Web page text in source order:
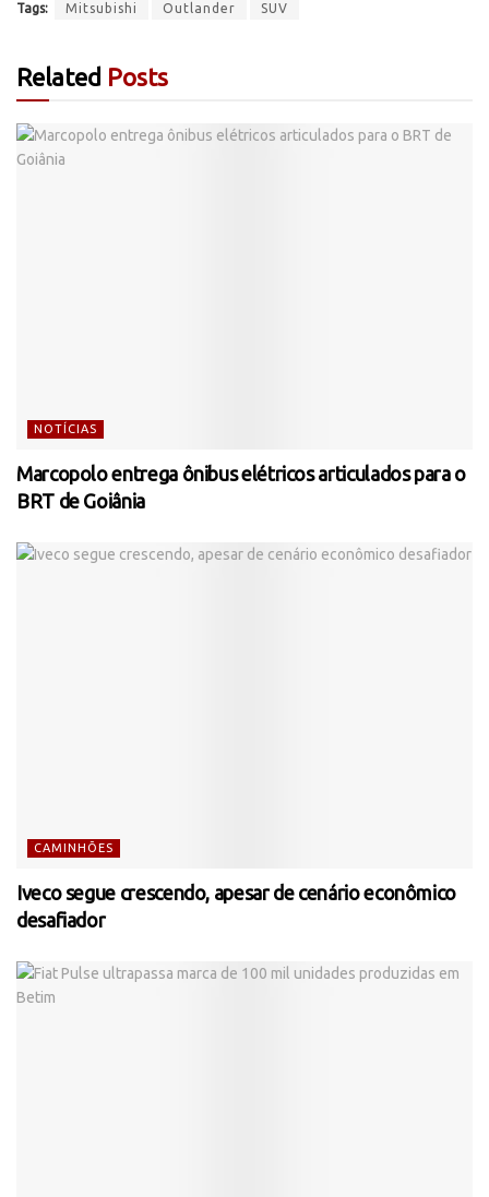
Tags: Mitsubishi Outlander SUV
Related Posts
NOTÍCIAS
Marcopolo entrega ônibus elétricos articulados para o
BRT de Goiânia
CAMINHÕES
Iveco segue crescendo, apesar de cenário econômico
desafiador